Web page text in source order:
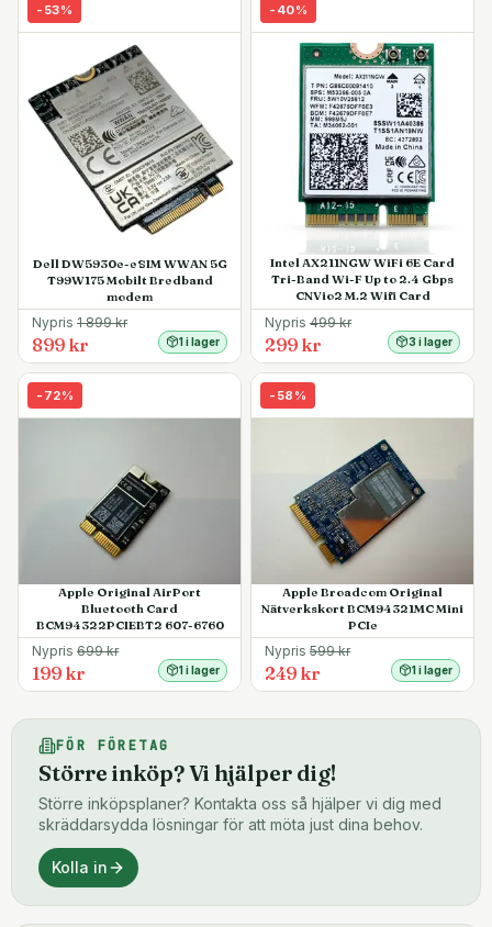
- 53%
Dell DW5930e-eSIM WWAN 5G
T99W175 Mobilt Bredband
modem
Nypris 1 899kr
899 kr 1 i lager
- 40%
Intel AX211NGW WiFi 6E Card
Tri-Band Wi-F Up to 2.4 Gbps
CNVio2 M.2 Wifi Card
Nypris 499kr
299 kr 3 i lager
- 72%
Apple Original AirPort
Bluetooth Card
BCM94322PCIEBT2 607-6760
Nypris 699kr
199 kr 1 i lager
- 58 %
Apple Broadcom Original
Nätverkskort BCM94321MC Mini
PCIe
Nypris 599kr
249 kr 1 i lager
FÖR FÖRETAG
Större inköp? Vi hjälper dig!
Större inköpsplaner? Kontakta oss så hjälper vi dig med
skräddarsydda lösningar för att möta just dina behov.
Kolla in